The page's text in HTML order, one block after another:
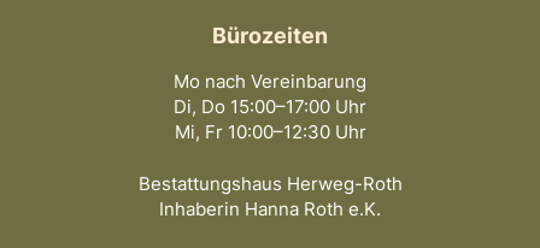
Bürozeiten
Mo nach Vereinbarung
Di, Do 15:00–17:00 Uhr
Mi, Fr 10:00–12:30 Uhr
Bestattungshaus Herweg-Roth
Inhaberin Hanna Roth e.K.